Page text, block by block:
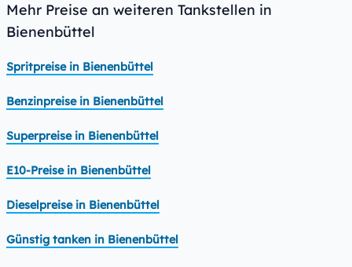
Mehr Preise an weiteren Tankstellen in
Bienenbüttel
Spritpreise in Bienenbüttel
Benzinpreise in Bienenbüttel
Superpreise in Bienenbüttel
E10-Preise in Bienenbüttel
Dieselpreise in Bienenbüttel
Günstig tanken in Bienenbüttel